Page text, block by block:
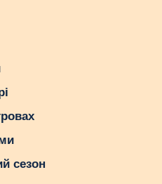
сезон